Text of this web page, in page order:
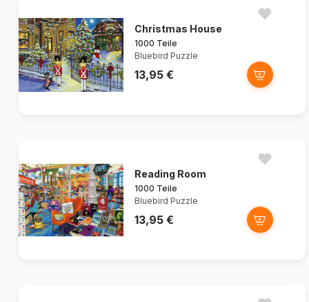
Christmas House
1000 Teile
Bluebird Puzzle
13,95 €
Reading Room
1000 Teile
Bluebird Puzzle
13,95 €